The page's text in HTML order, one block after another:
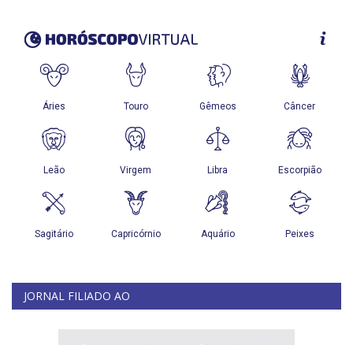
JORNAL FILIADO AO